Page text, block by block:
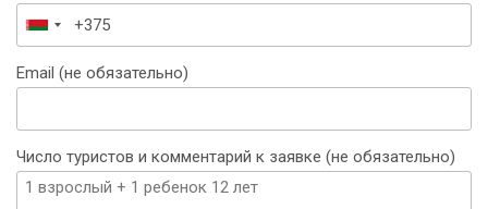
Беларусь
+375
Email (не обязательно)
Число туристов и комментарий к заявке (не обязательно)